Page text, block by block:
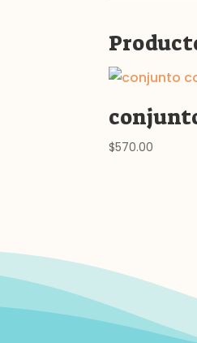
$570.00